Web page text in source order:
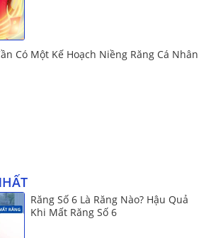
Có Một Kế Hoạch Niềng Răng Cá Nhân
Răng Số 6 Là Răng Nào? Hậu Quả
Khi Mất Răng Số 6